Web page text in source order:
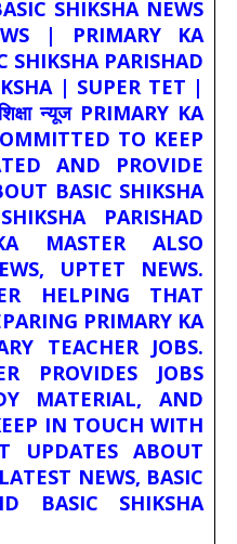
SHIKSHA NEWS
| PRIMARY KA
SHIKSHA PARISHAD
| SUPER TET |
न्यूज PRIMARY KA
TO KEEP
AND PROVIDE
BASIC SHIKSHA
PARISHAD
MASTER ALSO
UPTET NEWS.
HELPING THAT
PRIMARY KA
TEACHER JOBS.
PROVIDES JOBS
MATERIAL, AND
IN TOUCH WITH
UPDATES ABOUT
NEWS, BASIC
BASIC SHIKSHA